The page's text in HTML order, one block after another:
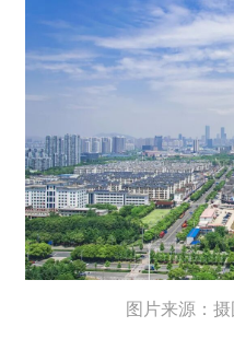
图片来源：